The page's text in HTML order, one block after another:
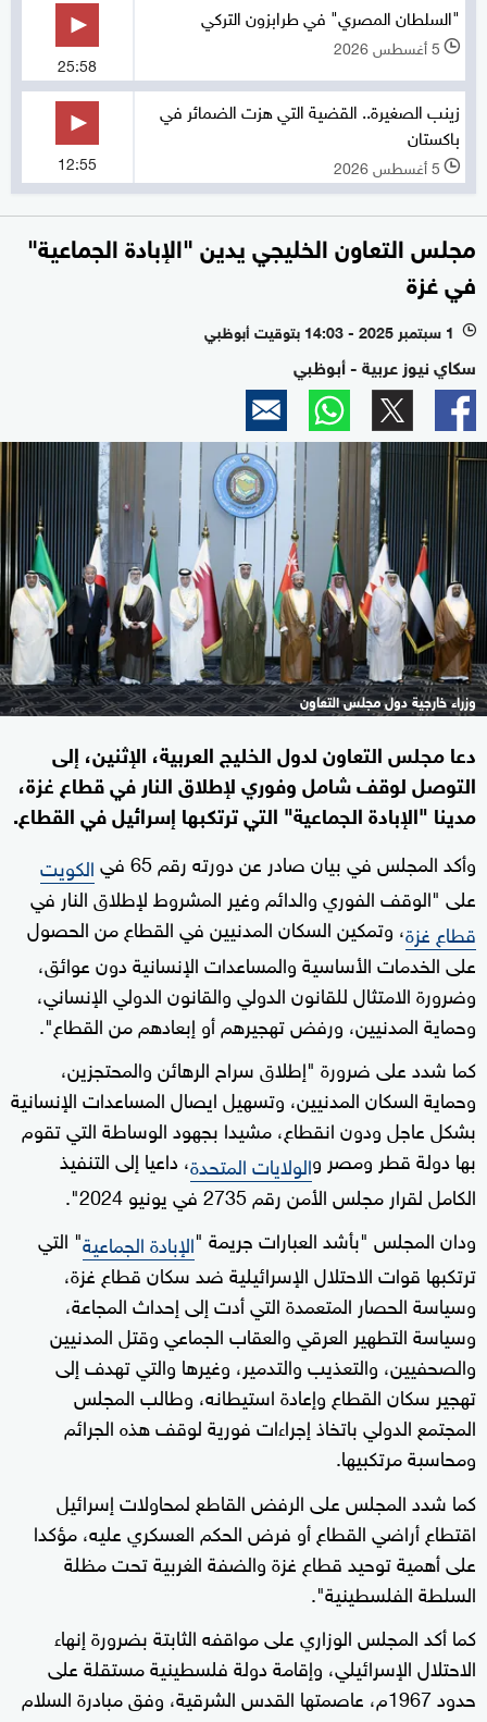
"السلطان المصري" في طرابزون التركي
l 5 أغسطس 2026
25:58
زينب الصغيرة.. القضية التي هزت الضمائر في
باكستان
l 5 أغسطس 2026 12:55
مجلس التعاون الخليجي يدين "الإبادة الجماعية"
في غزة
l 1 سبتمبر 2025 - 14:03 بتوقيت أبوظبي
سكاي نيوز عربية - أبوظبي
وزراء خارجية دول مجلس التعاون
دعا مجلس التعاون لدول الخليج العربية، الإثنين، إلى
التوصل لوقف شامل وفوري لإطلاق النار في قطاع غزة،
مدينا "الإبادة الجماعية" التي ترتكبها إسرائيل في القطاع.
وأكد المجلس في بيان صادر عن دورته رقم 65 في
الكويت
على "الوقف الفوري والدائم وغير المشروط لإطلاق النار في
قطاع غزة، وتمكين السكان المدنيين في القطاع من الحصول
على الخدمات الأساسية والمساعدات الإنسانية دون عوائق،
وضرورة الامتثال للقانون الدولي والقانون الدولي الإنساني،
وحماية المدنيين، ورفض تهجيرهم أو إبعادهم من القطاع".
كما شدد على ضرورة "إطلاق سراح الرهائن والمحتجزين،
وحماية السكان المدنيين، وتسهيل ايصال المساعدات الإنسانية
بشكل عاجل ودون انقطاع، مشيدا بجهود الوساطة التي تقوم
بها دولة قطر ومصر والولايات المتحدة، داعيا إلى التنفيذ
الكامل لقرار مجلس الأمن رقم 2735 في يونيو 2024".
ودان المجلس "بأشد العبارات جريمة "الإبادة الجماعية" التي
ترتكبها قوات الاحتلال الإسرائيلية ضد سكان قطاع غزة،
وسياسة الحصار المتعمدة التي أدت إلى إحداث المجاعة،
وسياسة التطهير العرقي والعقاب الجماعي وقتل المدنيين
والصحفيين، والتعذيب والتدمير، وغيرها والتي تهدف إلى
تهجير سكان القطاع وإعادة استيطانه، وطالب المجلس
المجتمع الدولي باتخاذ إجراءات فورية لوقف هذه الجرائم
ومحاسبة مرتكبيها.
كما شدد المجلس على الرفض القاطع لمحاولات إسرائيل
اقتطاع أراضي القطاع أو فرض الحكم العسكري عليه، مؤكدا
على أهمية توحيد قطاع غزة والضفة الغربية تحت مظلة
السلطة الفلسطينية".
كما أكد المجلس الوزاري على مواقفه الثابتة بضرورة إنهاء
الاحتلال الإسرائيلي، وإقامة دولة فلسطينية مستقلة على
حدود 1967م، عاصمتها القدس الشرقية، وفق مبادرة السلام